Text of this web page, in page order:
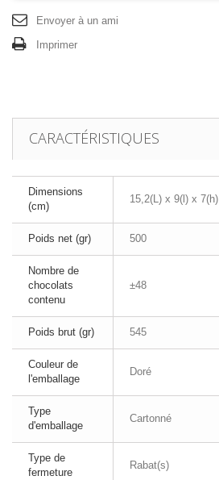
Envoyer à un ami
Imprimer
CARACTÉRISTIQUES
Dimensions
(cm)
15,2(L) x 9(l) x 7(h)
Poids net (gr) 500
Nombre de
chocolats
contenu
±48
Poids brut (gr) 545
Couleur de
l'emballage
Doré
Type
d'emballage
Cartonné
Type de
fermeture
Rabat(s)